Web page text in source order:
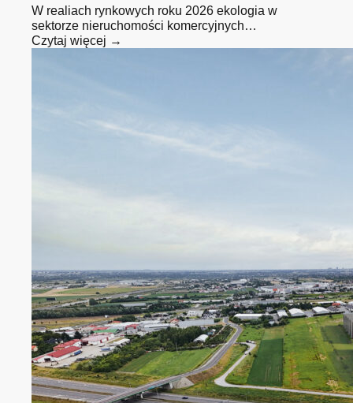
W realiach rynkowych roku 2026 ekologia w
sektorze nieruchomości komercyjnych…
Czytaj więcej →